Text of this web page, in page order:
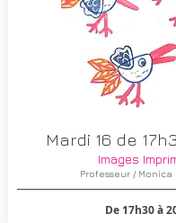
Mardi 16 de
Images
Professeur / Monica
De 17h30 à